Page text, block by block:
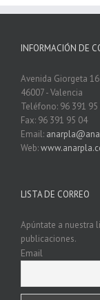
INFORMACIÓN DE
Avenida Giorgeta
46007 - Valencia
Teléfono: 96 391 95
Fax: 96 391 95 04
Email:
Web:
LISTA DE CORREO
Apúntate a nuestra
publicaciones.
Email